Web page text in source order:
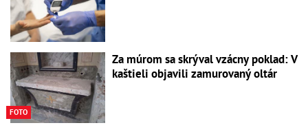
FOTO
Za múrom sa skrýval vzácny poklad: V
kaštieli objavili zamurovaný oltár